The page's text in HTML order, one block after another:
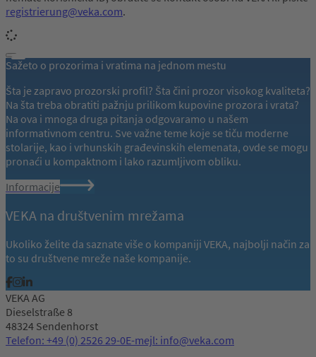
registrierung@veka.com.
Sažeto o prozorima i vratima na jednom mestu
Šta je zapravo prozorski profil? Šta čini prozor visokog kvaliteta?
Na šta treba obratiti pažnju prilikom kupovine prozora i vrata?
Na ova i mnoga druga pitanja odgovaramo u našem
informativnom centru. Sve važne teme koje se tiču moderne
stolarije, kao i vrhunskih građevinskih elemenata, ovde se mogu
pronaći u kompaktnom i lako razumljivom obliku.
Informacije
VEKA na društvenim mrežama
Ukoliko želite da saznate više o kompaniji VEKA, najbolji način za
to su društvene mreže naše kompanije.
VEKA AG
Dieselstraße 8
48324 Sendenhorst
Telefon: +49 (0) 2526 29-0E-mejl: info@veka.com